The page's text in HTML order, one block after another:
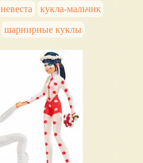
невеста
кукла-мальчик
шарнирные куклы